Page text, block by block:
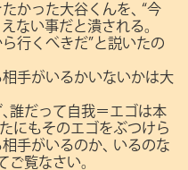
かった大谷くんを､
“今
ない事だと潰される。
行くべきだ”と説いたの
手がいるかいないかは大
誰だって自我＝エゴは本
にもそのエゴをぶつけら
手がいるのか､
いるのな
ご覧なさい。